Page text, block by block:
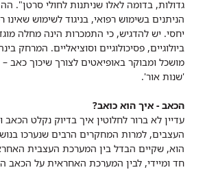
גדולות, בדומה לאלו שניתנות לחולי סרטן".
הניתנים בשימוש רפואי, בניגוד לשימוש שאינו
יחסי. יש להדגיש, כי התמכרות הינה מחלה
ביולוגיים, פסיכולוגיים וסוציאליים. המרחק
מושכל ומבוקר באופיאטים לצורך שיכוך כאב –
'שנות אור'.
הכאב - איך הוא כואב?
עדיין לא ברור לחלוטין איך בדיוק נקלט
העצבים, למרות המחקרים הרבים שנערכו
הוא, שקיים הבדל בין המערכת העצבית
חד ומיידי, לבין המערכת האחראית על הכאב